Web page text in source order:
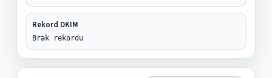
Rekord DKIM
Brak rekordu